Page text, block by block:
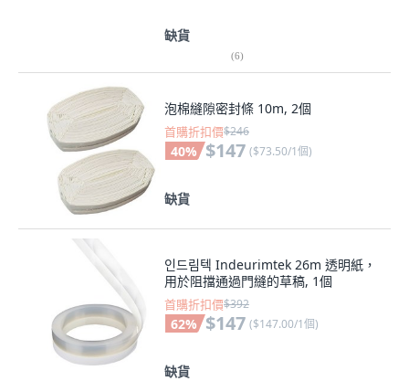
缺貨
(6)
泡棉縫隙密封條 10m, 2個
首購折扣價$246
40% $147 ($73.50/1個)
缺貨
인드림텍 Indeurimtek 26m 透明紙，
用於阻擋通過門縫的草稿, 1個
首購折扣價$392
62% $147 ($147.00/1個)
缺貨